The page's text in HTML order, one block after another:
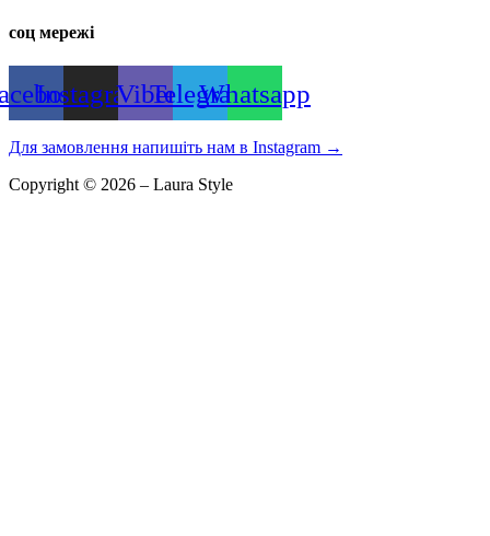
соц мережі
InstagramViberTelegramWhatsapp
Для замовлення напишіть нам в Instagram →
Copyright © 2026 – Laura Style